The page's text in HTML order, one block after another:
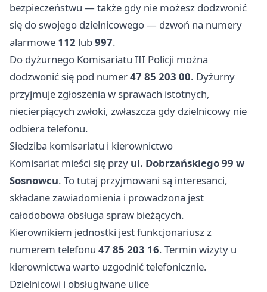
bezpieczeństwu — także gdy nie możesz dodzwonić
się do swojego dzielnicowego — dzwoń na numery
alarmowe 112 lub997.
Do dyżurnego Komisariatu III Policji można
dodzwonić się pod numer47 85 203 00. Dyżurny
przyjmuje zgłoszenia w sprawach istotnych,
niecierpiących zwłoki, zwłaszcza gdy dzielnicowy nie
odbiera telefonu.
Siedziba komisariatu i kierownictwo
Komisariat mieści się przy ul. Dobrzańskiego 99 w
Sosnowcu. To tutaj przyjmowani są interesanci,
składane zawiadomienia i prowadzona jest
całodobowa obsługa spraw bieżących.
Kierownikiem jednostki jest funkcjonariusz z
numerem telefonu 47 85 203 16. Termin wizyty u
kierownictwa warto uzgodnić telefonicznie.
Dzielnicowi i obsługiwane ulice